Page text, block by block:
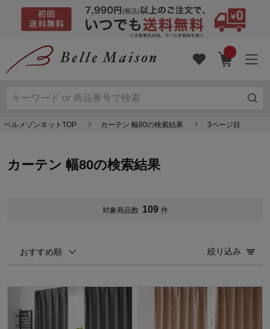
ベルメゾンネットTOP カーテン 幅80の検索結果 3ページ目
カーテン 幅80の検索結果
対象商品数 109 件
おすすめ順 絞り込み